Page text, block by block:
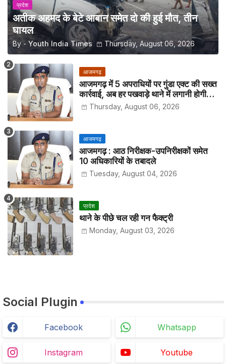
प्रदेश
अतीक अहमद के बेटे आबान समेत दो की हुई मौत, तीन
घायल
By - Youth India Times Thursday, August 06, 2026
आजमगढ़
आजमगढ़ में 5 अपराधियों पर गुंडा एक्ट की सख्त
कार्रवाई, अब हर पखवाड़े थाने में लगानी होगी
हाजिरीThursday, August 06, 2026
आजमगढ़
आजमगढ़ : आठ निरीक्षक-उपनिरीक्षकों समेत
10 अधिकारियों के तबादले
Tuesday, August 04, 2026
प्रदेश
थाने के पीछे चल रही गन फैक्ट्री
Monday, August 03, 2026
Social Plugin
Facebook Whatsapp
Instagram Youtube